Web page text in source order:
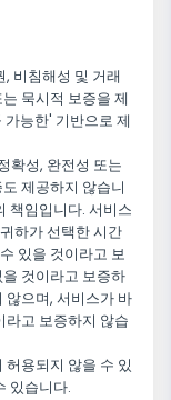
비침해성 및 거래
묵시적 보증을 제
능한' 기반으로 제
확성, 완전성 또는
제공하지 않습니
책임입니다. 서비스
하가 선택한 시간
있을 것이라고 보
것이라고 보증하
않으며, 서비스가 바
라고 보증하지 않습
용되지 않을 수 있
있습니다.